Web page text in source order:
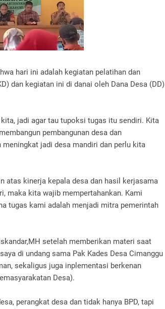
hari ini adalah kegiatan pelatihan dan
dan kegiatan ini di danai oleh Dana Desa (DD)
jadi agar tau tupoksi tugas itu sendiri. Kita
pembangunan desa dan
jadi desa mandiri dan perlu kita
atas kinerja kepala desa dan hasil kerjasama
maka kita wajib mempertahankan. Kami
tugas kami adalah menjadi mitra pemerintah
setelah memberikan materi saat
di undang sama Pak Kades Desa Cimanggu
sekaligus juga inplementasi berkenan
Desa).
perangkat desa dan tidak hanya BPD, tapi